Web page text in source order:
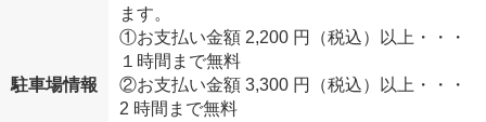
駐車場情報
ます。
①お支払い金額 2,200 円（税込）以上・・・
１時間まで無料
②お支払い金額 3,300 円（税込）以上・・・
2 時間まで無料